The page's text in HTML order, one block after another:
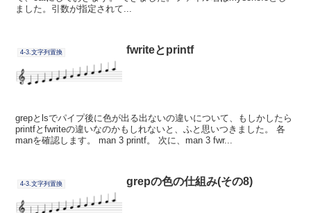
ました。引数が指定されて...
4-3.文字列置換 fwriteとprintf
grepとlsでパイプ後に色が出る出ないの違いについて、もしかしたら
printfとfwriteの違いなのかもしれないと、ふと思いつきました。 各
manを確認します。 man 3 printf。 次に、man 3 fwr...
4-3.文字列置換 grepの色の仕組み(その8)